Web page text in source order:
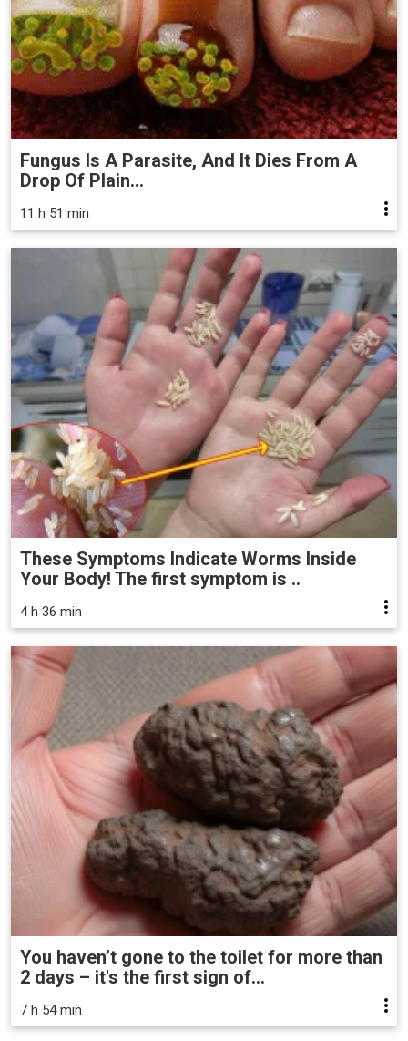
Fungus Is A Parasite, And It Dies From A
Drop Of Plain...
11 h 51 min
These Symptoms Indicate Worms Inside
Your Body! The first symptom is ..
4 h 36 min
You haven’t gone to the toilet for more than
2 days – it's the first sign of...
7 h 54 min